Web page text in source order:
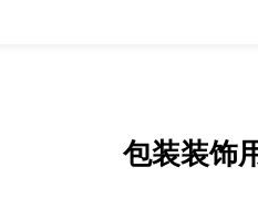
包装装饰